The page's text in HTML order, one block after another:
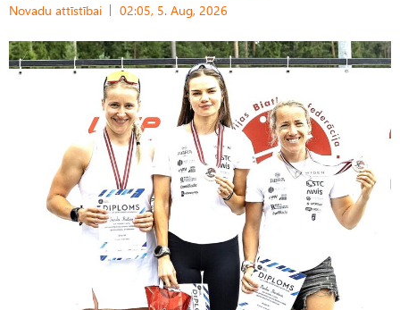
Novadu attīstībai 02:05, 5. Aug, 2026